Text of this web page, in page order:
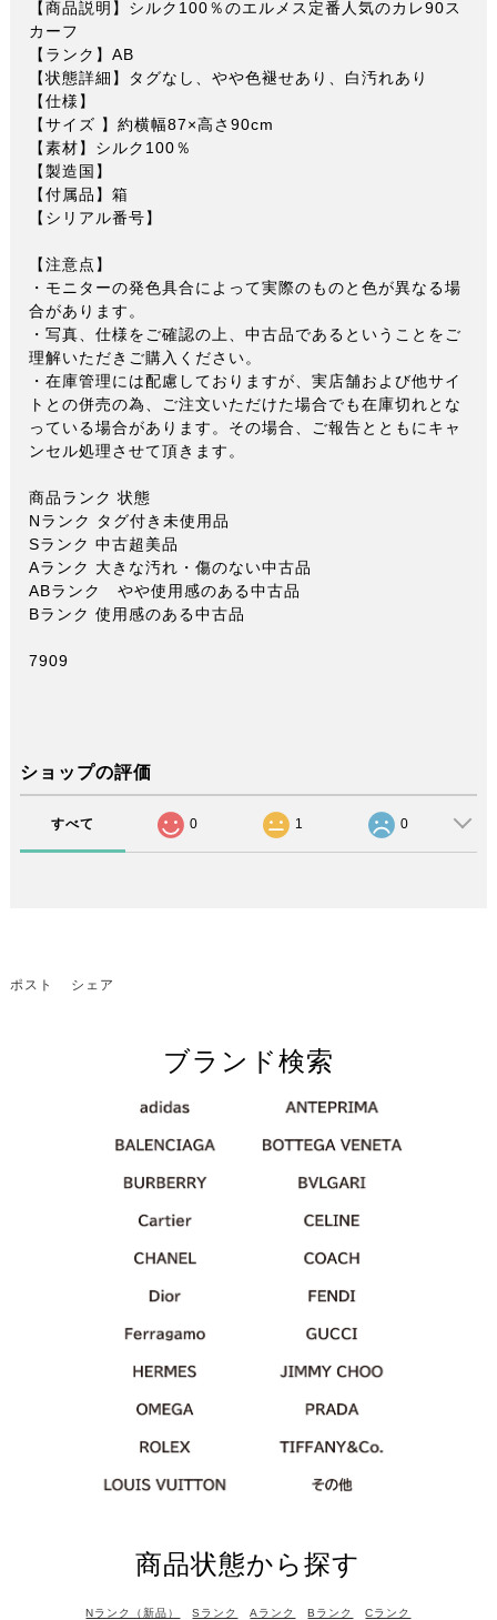
【商品説明】シルク100％のエルメス定番人気のカレ90ス
カーフ
【ランク】AB
【状態詳細】タグなし、やや色褪せあり、白汚れあり
【仕様】
【サイズ 】約横幅87×高さ90cm
【素材】シルク100％
【製造国】
【付属品】箱
【シリアル番号】
【注意点】
・モニターの発色具合によって実際のものと色が異なる場
合があります。
・写真、仕様をご確認の上、中古品であるということをご
理解いただきご購入ください。
・在庫管理には配慮しておりますが、実店舗および他サイ
トとの併売の為、ご注文いただけた場合でも在庫切れとな
っている場合があります。その場合、ご報告とともにキャ
ンセル処理させて頂きます。
商品ランク 状態
Nランク タグ付き未使用品
Sランク 中古超美品
Aランク 大きな汚れ・傷のない中古品
ABランク やや使用感のある中古品
Bランク 使用感のある中古品
7909
ショップの評価
すべて 0 1 0
シェア
ポスト
ブランド検索
商品状態から探す
Nランク（新品） Sランク Aランク Bランク Cランク